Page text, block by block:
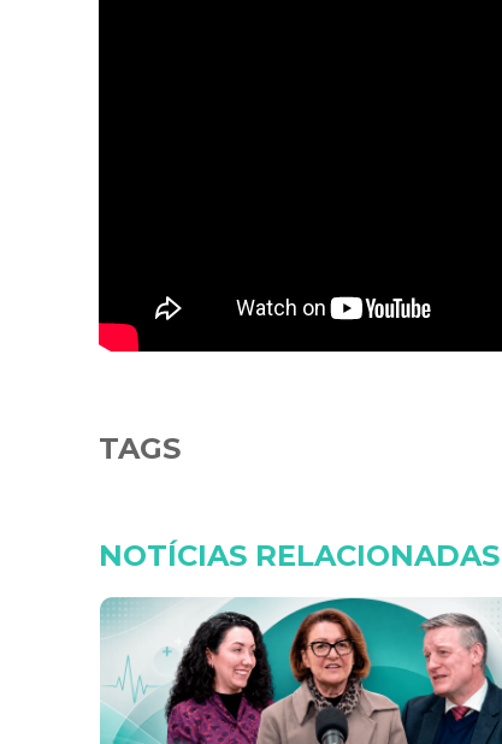
TAGS
NOTÍCIAS RELACIONADAS